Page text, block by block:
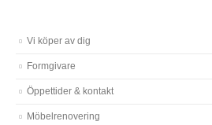
Vi köper av dig
Formgivare
Öppettider & kontakt
Möbelrenovering